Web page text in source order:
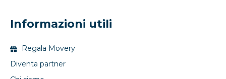
Informazioni utili
Regala Movery
Diventa partner